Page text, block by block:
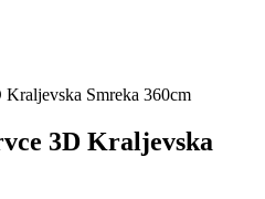
Kraljevska Smreka 360cm
3D Kraljevska